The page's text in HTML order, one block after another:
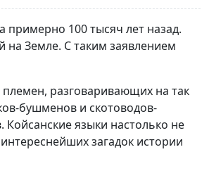
100 тысяч лет назад.
Земле. С таким заявлением
разговаривающих на так
бушменов и скотоводов-
языки настолько не
загадок истории